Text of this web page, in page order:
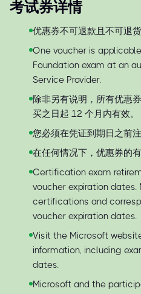
考试券详情
优惠券不可退款且不可退货
One voucher is
Foundation exam at an
Service Provider.
除非另有说明，所有优惠
买之日起 12 个月内有效。
您必须在凭证到期日之前
在任何情况下，优惠券的
Certification exam
voucher expiration dates.
certifications and
voucher expiration dates.
Visit the Microsoft
information, including
dates.
Microsoft and the